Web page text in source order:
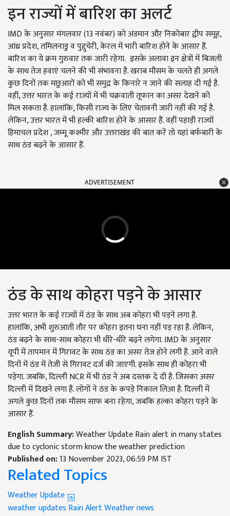
इन राज्यों में बारिश का अलर्ट
IMD के अनुसार मंगलवार (13 नवंबर) को अंडमान और निकोबार द्वीप समूह,
आंध्र प्रदेश, तमिलनाडु व पुद्दुचेरी, केरल में भारी बारिश होने के आसार हैं.
बारिश का ये क्रम गुरुवार तक जारी रहेगा. इसके अलावा इन क्षेत्रों में बिजली
के साथ तेज हवाएं चलने की भी संभावना है. खराब मौसम के चलते ही अगले
कुछ दिनों तक मछुआरों को भी समुद्र के किनारे न जाने की सलाह दी गई है.
वहीं, उत्तर भारत के कई राज्यों में भी चक्रवाती तूफान का असर देखने को
मिल सकता है. हालांकि, किसी राज्य के लिए चेतावनी जारी नहीं की गई है.
लेकिन, उत्तर भारत में भी हल्की बारिश होने के आसार हैं. वहीं पहाड़ी राज्यों
हिमाचल प्रदेश , जम्मू कश्मीर और उत्तराखंड की बात करें तो यहां बर्फबारी के
साथ ठंड बढ़ने के आसार हैं.
ADVERTISEMENT
ठंड के साथ कोहरा पड़ने के आसार
उत्तर भारत के कई राज्यों में ठंड के साथ अब कोहरा भी पड़ने लगा है.
हालांकि, अभी शुरुआती तौर पर कोहरा इतना घना नहीं पड़ रहा है. लेकिन,
ठंड बढ़ने के साथ-साथ कोहरा भी धीरे-धीरे बढ़ने लगेगा. IMD के अनुसार
यूपी में तापमान में गिरावट के साथ ठंड का असर तेज होने लगी है. आने वाले
दिनों में ठंड में तेजी से गिरावट दर्ज की जाएगी. इसके साथ ही कोहरा भी
पड़ेगा. जबकि, दिल्ली NCR में भी ठंड ने अब दस्तक दे दी है. जिसका असर
दिल्ली में दिखने लगा है. लोगों ने ठंड के कपड़े निकाल लिआ है. दिल्ली में
अगले कुछ दिनों तक मौसम साफ बना रहेगा, जबकि हल्का कोहरा पड़ने के
आसार हैं.
English Summary:Weather Update Rain alert in many states
due to cyclonic storm know the weather prediction
Published on:13 November 2023, 06:59 PM IST
Related Topics
Weather Update
weather updates Rain AlertWeather news